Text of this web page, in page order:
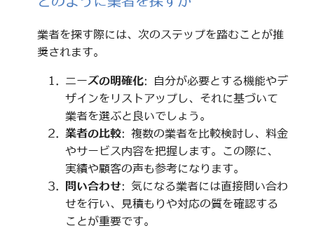
業者を探す際には、次のステップを踏むことが推
奨されます。
ニーズの明確化: 自分が必要とする機能やデ
ザインをリストアップし、それに基づいて
業者を選ぶと良いでしょう。
業者の比較: 複数の業者を比較検討し、料金
やサービス内容を把握します。この際に、
実績や顧客の声も参考になります。
問い合わせ: 気になる業者には直接問い合わ
せを行い、見積もりや対応の質を確認する
ことが重要です。